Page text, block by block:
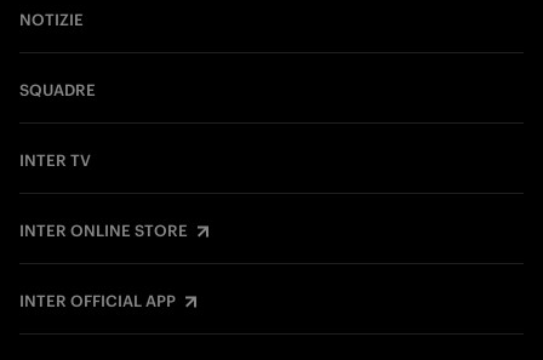
NOTIZIE
SQUADRE
INTER TV
INTER ONLINE STORE
INTER OFFICIAL APP